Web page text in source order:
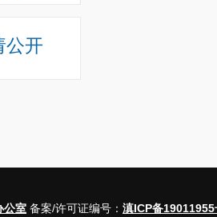
公开
信息
公室 备案/许可证编号： 滇ICP备